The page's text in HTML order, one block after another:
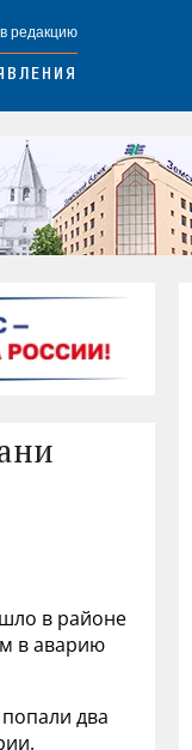
редакцию
в районе
в аварию
два